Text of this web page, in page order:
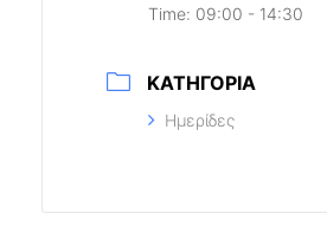
Time: 09:00 - 14:30
ΚΑΤΗΓΟΡΊΑ
Ημερίδες